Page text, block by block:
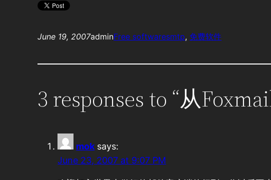
June 19, 2007adminFree softwaresmtp, 免费软件
3 responses to “从
mok says:
June 23, 2007 at 9:07 PM